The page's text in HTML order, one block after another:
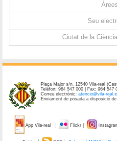
Àrees
Seu
Ciutat de la
Plaça Major s/n. 12540 Vila-real
Telèfon: 964 547 000 | Fax: 964 547
Correu electrònic:atencio@vila-
Enviament de posada a disposició
App Vila-real Flickr